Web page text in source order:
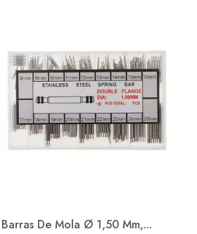
Barras De Mola Ø 1,50 Mm,...